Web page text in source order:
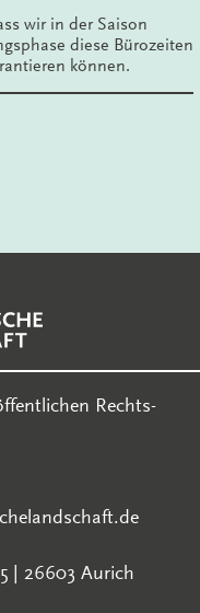
wir in der Saison
diese Bürozeiten
können.
Rechts-
| 26603 Aurich